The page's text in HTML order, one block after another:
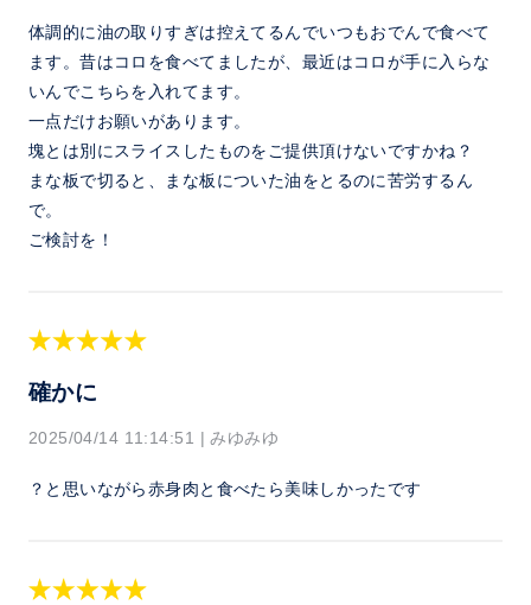
体調的に油の取りすぎは控えてるんでいつもおでんで食べて
ます。昔はコロを食べてましたが、最近はコロが手に入らな
いんでこちらを入れてます。
一点だけお願いがあります。
塊とは別にスライスしたものをご提供頂けないですかね？
まな板で切ると、まな板についた油をとるのに苦労するん
で。
ご検討を！
確かに
2025/04/14 11:14:51 | みゆみゆ
？と思いながら赤身肉と食べたら美味しかったです